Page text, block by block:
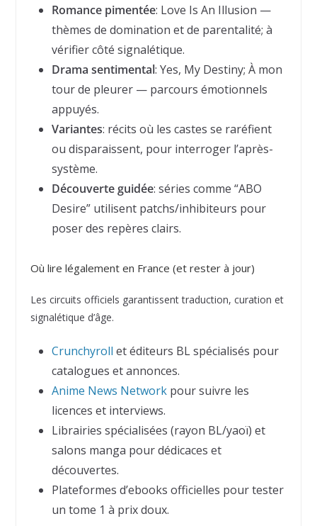
Romance pimentée: Love Is An Illusion —
thèmes de domination et de parentalité; à
vérifier côté signalétique.
Drama sentimental: Yes, My Destiny; À mon
tour de pleurer — parcours émotionnels
appuyés.
Variantes: récits où les castes se raréfient
ou disparaissent, pour interroger l’après-
système.
Découverte guidée: séries comme “ABO
Desire” utilisent patchs/inhibiteurs pour
poser des repères clairs.
Où lire légalement en France (et rester à jour)
Les circuits officiels garantissent traduction, curation et
signalétique d’âge.
Crunchyroll et éditeurs BL spécialisés pour
catalogues et annonces.
Anime News Networkpour suivre les
licences et interviews.
Librairies spécialisées (rayon BL/yaoï) et
salons manga pour dédicaces et
découvertes.
Plateformes d’ebooks officielles pour tester
un tome 1 à prix doux.